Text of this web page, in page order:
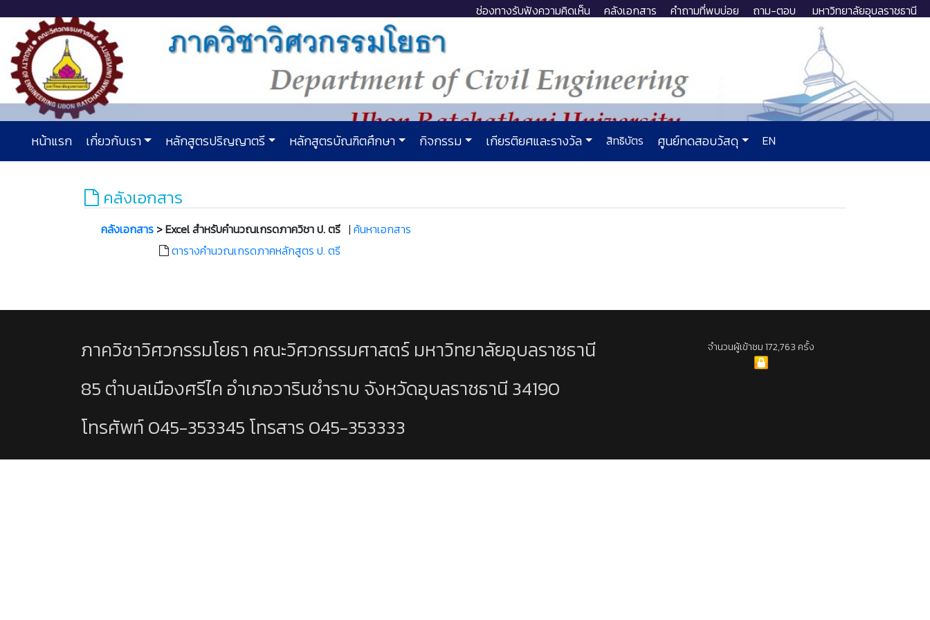
ช่องทางรับฟังความคิดเห็น คลังเอกสาร คำถามที่พบบ่อย ถาม-ตอบ มหาวิทยาลัยอุบลราชธานี
หน้าแรก เกี่ยวกับเรา หลักสูตรปริญญาตรี หลักสูตรบัณฑิตศึกษา กิจกรรม เกียรติยศและรางวัล สิทธิบัตร ศูนย์ทดสอบวัสดุ EN
คลังเอกสาร
คลังเอกสาร > Excel สำหรับคำนวณเกรดภาควิชา ป. ตรี | ค้นหาเอกสาร
ตารางคำนวณเกรดภาคหลักสูตร ป. ตรี
ภาควิชาวิศวกรรมโยธา คณะวิศวกรรมศาสตร์ มหาวิทยาลัยอุบลราชธานี
85 ตำบลเมืองศรีไค อำเภอวารินชำราบ จังหวัดอุบลราชธานี 34190
โทรศัพท์ 045-353345 โทรสาร 045-353333
จำนวนผู้เข้าชม 172,763 ครั้ง